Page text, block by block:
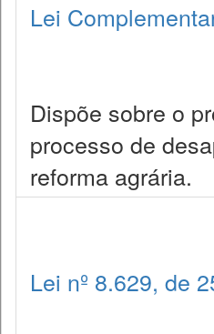
Lei
Dispõe sobre o
processo de
reforma agrária.
Lei nº 8.629, de